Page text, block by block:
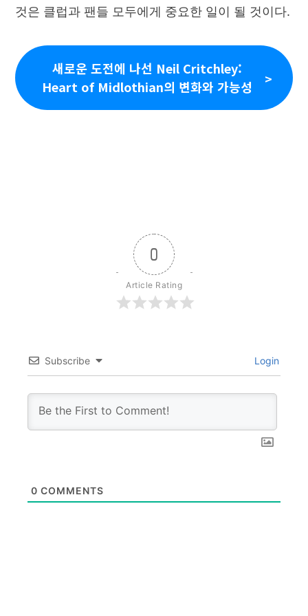
것은 클럽과 팬들 모두에게 중요한 일이 될 것이다.
새로운 도전에 나선 Neil Critchley:
Heart of Midlothian의 변화와 가능성
0
Article Rating
Subscribe Login
0 COMMENTS